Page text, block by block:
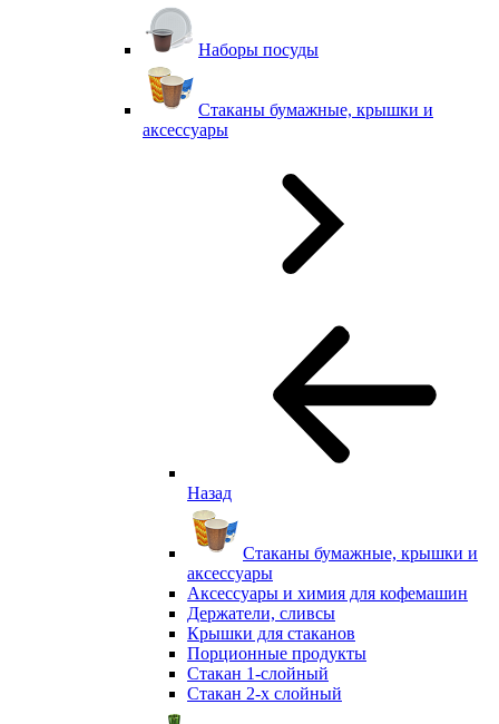
Наборы посуды
Стаканы бумажные, крышки и
аксессуары
Назад
Стаканы бумажные, крышки и
аксессуары
Аксессуары и химия для кофемашин
Держатели, сливсы
Крышки для стаканов
Порционные продукты
Стакан 1-слойный
Стакан 2-х слойный